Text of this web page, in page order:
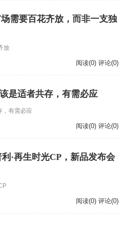
需要百花齐放，而非一支独
放
阅读(0) 评论(0)
是适者共存，有需必应
，有需必应
阅读(0) 评论(0)
·再生时光CP，新品发布会
阅读(0) 评论(0)